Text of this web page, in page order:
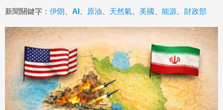
新聞關鍵字： 伊朗 AI 原油 天然氣 美國 能源 財政部